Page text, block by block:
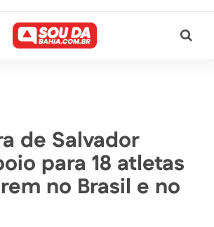
de Salvador
para 18 atletas
no Brasil e no